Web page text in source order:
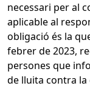
necessari per al
aplicable al
obligació és la
febrer de 2023,
persones que
de lluita contra